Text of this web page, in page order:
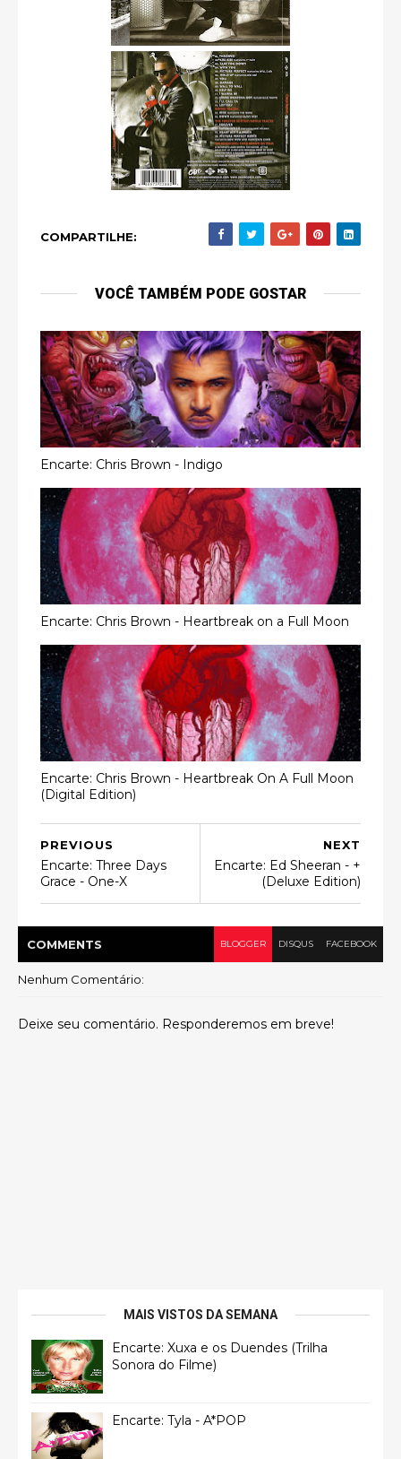
COMPARTILHE:
VOCÊ TAMBÉM PODE GOSTAR
Encarte: Chris Brown - Indigo
Encarte: Chris Brown - Heartbreak on a Full Moon
Encarte: Chris Brown - Heartbreak On A Full Moon
(Digital Edition)
NEXT
Encarte: Ed Sheeran - +
(Deluxe Edition)
PREVIOUS
Encarte: Three Days
Grace - One-X
COMMENTS BLOGGER DISQUS FACEBOOK
Nenhum Comentário:
Deixe seu comentário. Responderemos em breve!
MAIS VISTOS DA SEMANA
Encarte: Xuxa e os Duendes (Trilha
Sonora do Filme)
Encarte: Tyla - A*POP